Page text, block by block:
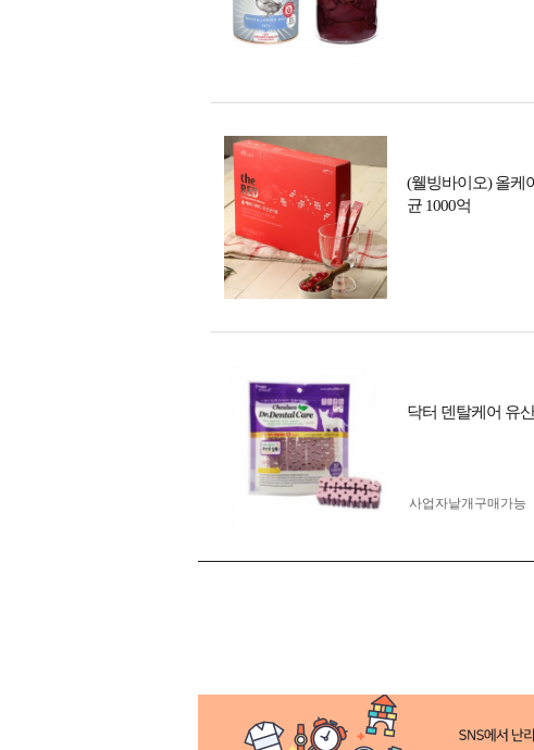
(웰빙바이오) 올케
균 1000억
닥터 덴탈케어 유
사업자 낱개구매가능